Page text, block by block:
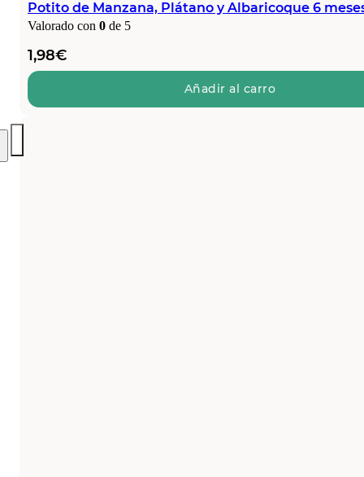
Potito de Manzana, Plátano y Albaricoque 6
Valorado con 0 de 5
1,98€
Añadir al carro